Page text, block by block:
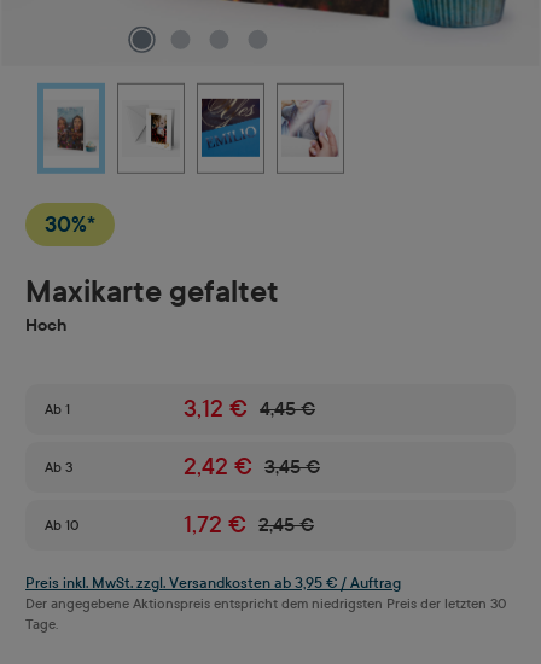
30%*
Maxikarte gefaltet
Hoch
Ab 1 3,12 € 4,45 €
Ab 3 2,42 € 3,45 €
Ab 10 1,72 € 2,45 €
Preis inkl. MwSt. zzgl. Versandkosten ab 3,95 € / Auftrag
Der angegebene Aktionspreis entspricht dem niedrigsten Preis der letzten 30
Tage.